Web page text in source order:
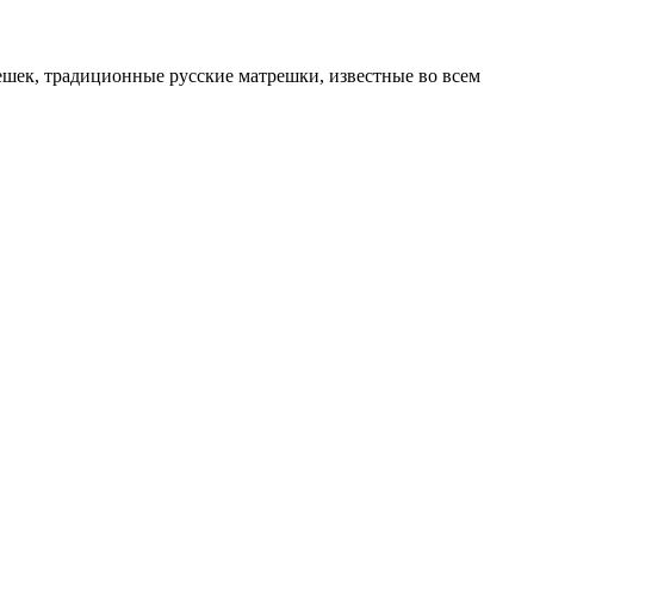
традиционные русские матрешки, известные во всем